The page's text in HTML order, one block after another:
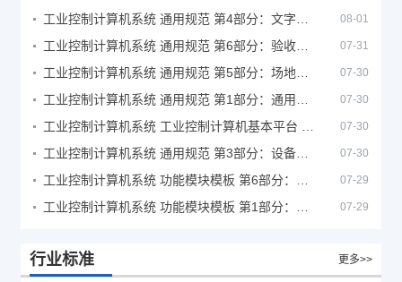
08-01
07-31
07-30
07-30
07-30
07-30
07-29
07-29
行业标准 更多>>